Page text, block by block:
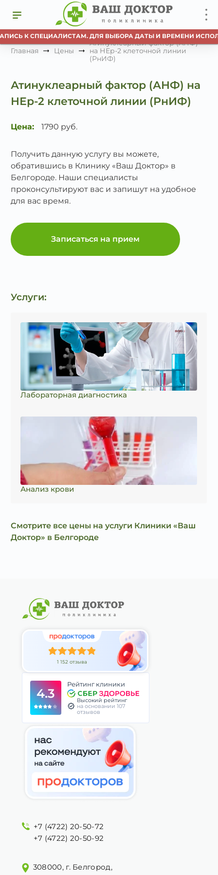
К СПЕЦИАЛИСТАМ. ДЛЯ ВЫБОРА ДАТЫ И ВРЕМЕНИ
Главная Цены
Атинуклеарный фактор (АНФ)
на НЕр-2 клеточной линии
(РнИФ)
Атинуклеарный фактор (АНФ) на
НЕр-2 клеточной линии (РнИФ)
Цена: 1790 руб.
Получить данную услугу вы можете,
обратившись в Клинику «Ваш Доктор» в
Белгороде. Наши специалисты
проконсультируют вас и запишут на удобное
для вас время.
Записаться на прием
Услуги:
Лабораторная диагностика
Анализ крови
Смотрите все цены на услуги Клиники «Ваш
Доктор» в Белгороде
1 152 отзыва
4.3
Рейтинг клиники
Высокий рейтинг
на основании 107
отзывов
+7 (4722) 20-50-72
+7 (4722) 20-50-92
308000, г. Белгород,